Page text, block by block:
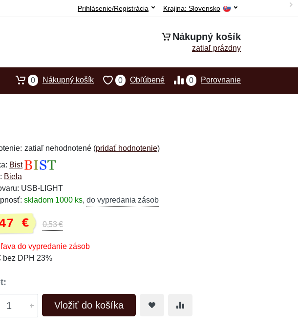
Krajina: Slovensko
Prihlásenie/Registrácia
Nákupný košík
zatiaľ prázdny
0 Porovnanie
0 Obľúbené
0 Nákupný košík
zatiaľ nehodnotené (pridať hodnotenie)
Bist
Biela
USB-LIGHT
skladom 1000 ks, do vypredania zásob
€ 0,53 €
do vypredanie zásob
bez DPH 23%
Vložiť do košíka